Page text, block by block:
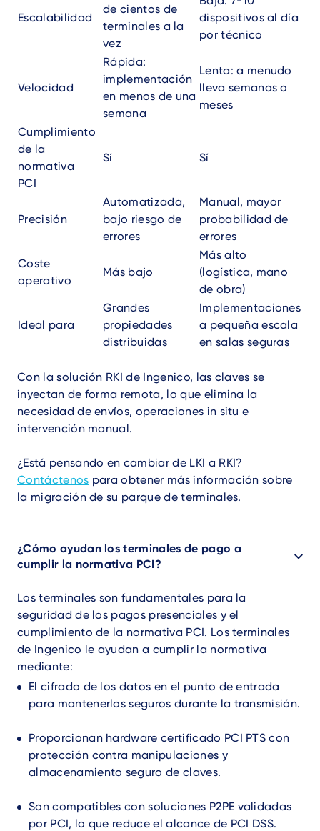
Escalabilidad
de cientos de
terminales a la
vez
dispositivos al día
por técnico
Velocidad
Rápida:
implementación
en menos de una
semana
Lenta: a menudo
lleva semanas o
meses
Cumplimiento
de la
normativa
PCI
Sí Sí
Precisión
Automatizada,
bajo riesgo de
errores
Manual, mayor
probabilidad de
errores
Coste
operativo
Más bajo
Más alto
(logística, mano
de obra)
Ideal para
Grandes
propiedades
distribuidas
Implementaciones
a pequeña escala
en salas seguras
Con la solución RKI de Ingenico, las claves se
inyectan de forma remota, lo que elimina la
necesidad de envíos, operaciones in situ e
intervención manual.
¿Está pensando en cambiar de LKI a RKI?
Contáctenos para obtener más información sobre
la migración de su parque de terminales.
¿Cómo ayudan los terminales de pago a
cumplir la normativa PCI?
Los terminales son fundamentales para la
seguridad de los pagos presenciales y el
cumplimiento de la normativa PCI. Los terminales
de Ingenico le ayudan a cumplir la normativa
mediante:
El cifrado de los datos en el punto de entrada
para mantenerlos seguros durante la transmisión.
Proporcionan hardware certificado PCI PTS con
protección contra manipulaciones y
almacenamiento seguro de claves.
Son compatibles con soluciones P2PE validadas
por PCI, lo que reduce el alcance de PCI DSS.